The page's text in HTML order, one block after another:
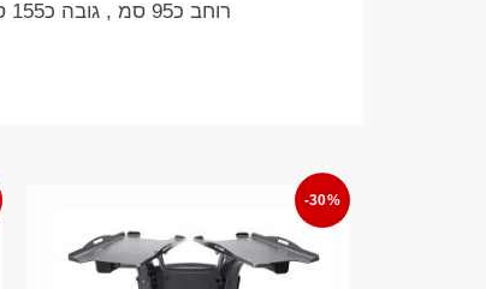
רוחב כ95 סמ , גובה כ155 סמ, עומק ב50 סמ
-30%